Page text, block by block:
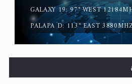
GALAXY 19: 97° WEST
PALAPA D: 113° EAST